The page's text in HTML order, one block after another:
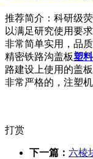
推荐简介：科研级
以满足研究使用要
非常简单实用，品
精密铁路沟盖板塑料
路建设上使用的盖
非常严格的，注塑
打赏
下一篇： 六棱